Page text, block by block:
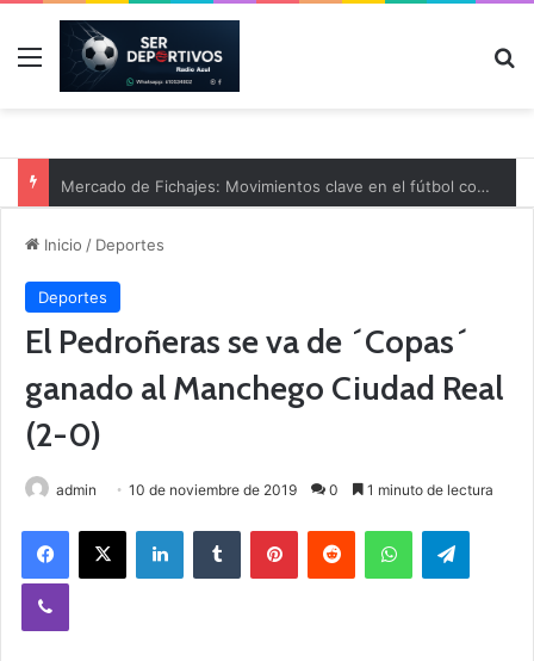
Menú
Inicio / Deportes
Deportes
El Pedroñeras se va de ´Copas´
ganado al Manchego Ciudad Real
(2-0)
admin 10 de noviembre de 2019 0 1 minuto de lectura